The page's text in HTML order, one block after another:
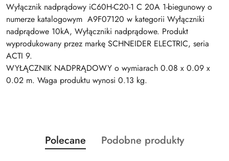
Wyłącznik nadprądowy iC60H-C20-1 C 20A 1-biegunowy o
numerze katalogowym A9F07120 w kategorii Wyłączniki
nadprądowe 10kA, Wyłączniki nadprądowe. Produkt
wyprodukowany przez markę SCHNEIDER ELECTRIC, seria
ACTI 9.
WYŁĄCZNIK NADPRĄDOWY o wymiarach 0.08 x 0.09 x
0.02 m. Waga produktu wynosi 0.13 kg.
Pomiń karuzelę produktów
Produkty
o
Polecane
Produkty
Podobne produkty